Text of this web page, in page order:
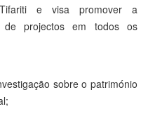
e visa promover a
de projectos em todos os
sobre o património